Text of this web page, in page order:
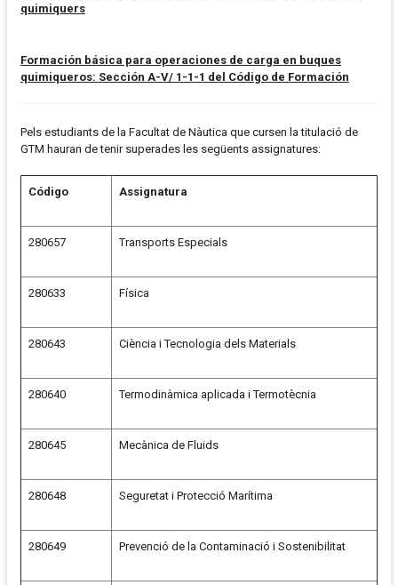
quimiquers
Formación básica para operaciones de carga en buques
quimiqueros: Sección A-V/ 1-1-1 del Código de Formación
Pels estudiants de la Facultat de Nàutica que cursen la titulació de
GTM hauran de tenir superades les següents assignatures:
Código Assignatura
280657 Transports Especials
280633 Física
280643 Ciència i Tecnologia dels Materials
280640 Termodinàmica aplicada i Termotècnia
280645 Mecànica de Fluids
280648 Seguretat i Protecció Marítima
280649 Prevenció de la Contaminació i Sostenibilitat